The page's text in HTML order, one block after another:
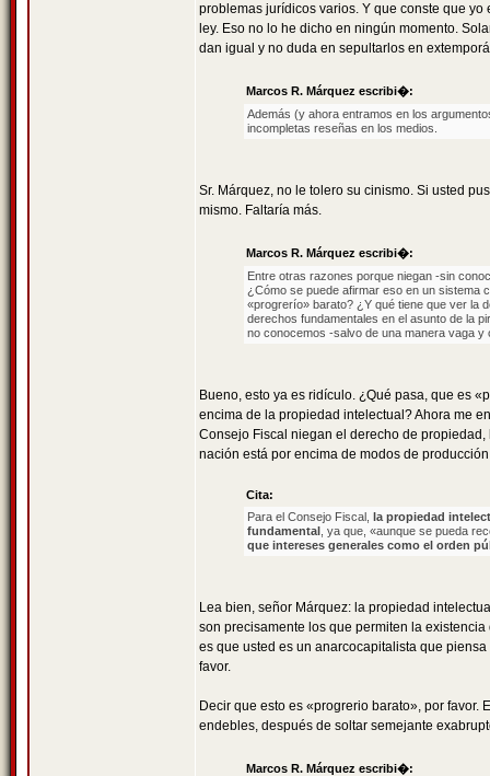
problemas jurídicos varios. Y que conste que
ley. Eso no lo he dicho en ningún momento.
dan igual y no duda en sepultarlos en
Marcos R. Márquez escribi�:
Además (y ahora entramos en los
incompletas reseñas en los medios.
Sr. Márquez, no le tolero su cinismo. Si usted
mismo. Faltaría más.
Marcos R. Márquez escribi�:
Entre otras razones porque niegan -sin
¿Cómo se puede afirmar eso en un sistema
«progrerío» barato? ¿Y qué tiene que ver la
derechos fundamentales en el asunto de la
no conocemos -salvo de una manera vaga
Bueno, esto ya es ridículo. ¿Qué pasa, que es
encima de la propiedad intelectual? Ahora me
Consejo Fiscal niegan el derecho de
nación está por encima de modos de
Cita:
Para el Consejo Fiscal, la propiedad
fundamental, ya que, «aunque se pueda
que intereses generales como el orden
Lea bien, señor Márquez: la propiedad
son precisamente los que permiten la
es que usted es un anarcocapitalista que
favor.
Decir que esto es «progrerio barato», por
endebles, después de soltar semejante
Marcos R. Márquez escribi�: